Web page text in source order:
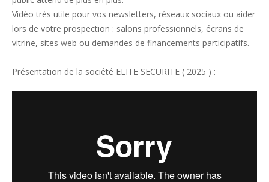
Vidéo très utile pour vos newsletters, réseaux sociaux ou aider
lors de votre prospection : salons professionnels, écrans de
vitrine, sites web ou demandes de financements participatifs.
Présentation de la société ELITE SECURITE ( 2025 ) :